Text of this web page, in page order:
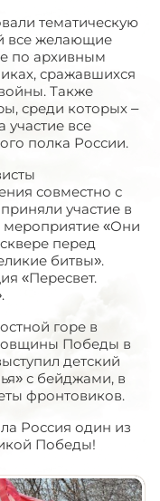
тематическую
все желающие
по архивным
сражавшихся
Также
среди которых –
участие все
полка России.
совместно с
участие в
«Они
перед
битвы».
«Пересвет.
горе в
Победы в
детский
с бейджами, в
фронтовиков.
Россия один из
Победы!